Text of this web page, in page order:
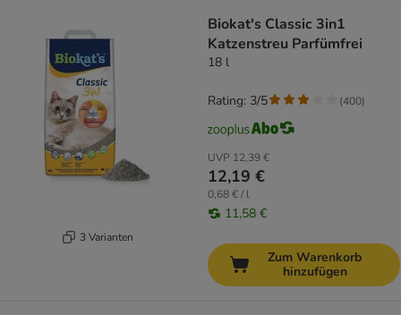
3 Varianten
Biokat's Classic 3in1
Katzenstreu Parfümfrei
18 l
UVP 12,39 €
12,19 €
0,68 € / l
11,58 €
Rating: 3/5 (400)
Zum Warenkorb
hinzufügen